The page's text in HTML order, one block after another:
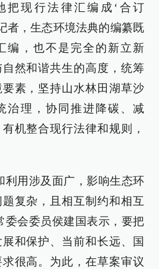
把现行法律汇编成‘合订
者，生态环境法典的编纂既
编，也不是完全的新立新
然和谐共生的高度，统筹
素，坚持山水林田湖草沙
治理，协同推进降碳、减
机整合现行法律和规则，
利用涉及面广，影响生态环
复杂，且相互制约和相互
委会委员侯建国表示，要把
和保护、当前和长远、国
很高。为此，在草案审议